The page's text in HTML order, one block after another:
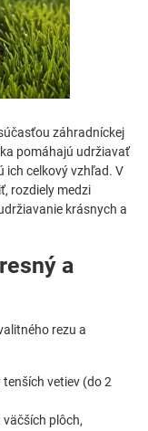
záhradníckej
pomáhajú udržiavať
ich celkový vzhľad. V
rozdiely medzi
krásnych a
a
rezu a
tenších vetiev (do 2
plôch,